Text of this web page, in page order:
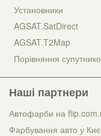
Установники
AGSAT.SatDirect
AGSAT.T2Map
Порівняння
Наші партнери
Автофарби на
Фарбування авто у